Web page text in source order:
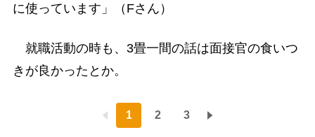
に使っています」（Fさん）
就職活動の時も、3畳一間の話は面接官の食いつ
きが良かったとか。
1 2 3